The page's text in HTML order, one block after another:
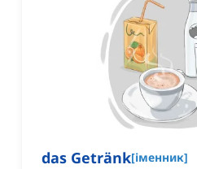
das Getränk[іменник]